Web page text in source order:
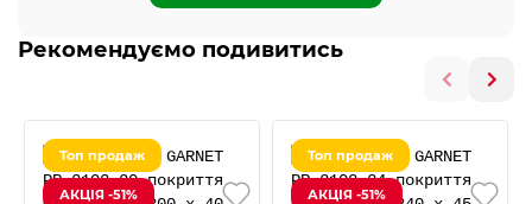
Рекомендуємо подивитись
Топ продаж
АКЦІЯ -51%
Топ продаж
АКЦІЯ -51%